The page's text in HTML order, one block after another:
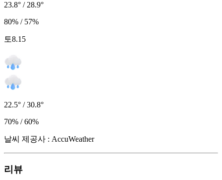
23.8° / 28.9°
80% / 57%
토8.15
22.5° / 30.8°
70% / 60%
날씨 제공사 : AccuWeather
리뷰